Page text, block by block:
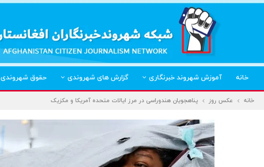
خانه آموزش شهروند خبرنگاری گزارش های شهروندی حقوق شهروندی
خانه عکس روز پناهجویان هندوراسی در مرز ایالات متحده آمریکا و مکزیک